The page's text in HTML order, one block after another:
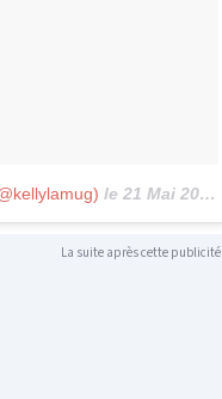
le 21 Mai 2016 à 13h49 PDT
La suite après cette publicité